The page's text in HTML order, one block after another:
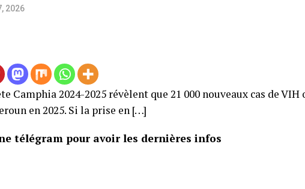
2026
Camphia 2024-2025 révèlent que 21 000 nouveaux cas de VIH
en 2025. Si la prise en […]
télégram pour avoir les dernières infos